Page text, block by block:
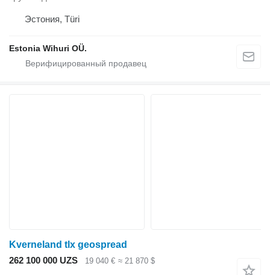
Эстония, Türi
Estonia Wihuri OÜ.
Kverneland tlx geospread
262 100 000 UZS
19 040 € ≈ 21 870 $